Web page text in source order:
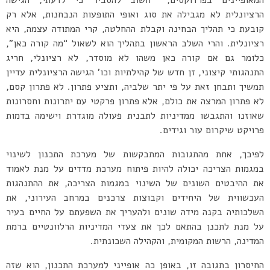
הרציונלית לא מגבילה את סוג ואופי התופעות הנבחנות, אלא רק
קובעת כי תהליך הבחינה וקבלת ההחלטה, קרי המתודה עצמה, היא
רציונלית. והרי השלב הראשון בתהליך הוא לשאול “מה קורה כאן”,
כלומר גם אם קורה כאן משהו לא מוסדר, לא רציונלי, חריג
התנהגותי קיצוני, זן חדש של קהילתיות וכו’ הגישה הרציונלית עדיין
תמשיך ותבחן זאת על פי יתר שלביה, ותציע פתרון. לא פתרון קסם,
לא פתרון המרצה את כולם, אלא פתרון פרקטי עם יתרונות וחסרונות
שאוזנו והתגבשו ממדיניות לתבנית פעולה מוגדרת וישימה בדמות
פרויקט שיקרום עור וגידים.
לפיכך, אחת מהתגובות המתבקשות של מערכת התכנון לשינוי
במגמות הצריכה יכולה להיות פיתוח מערכת מדדים על מנת לאמוד
את ההיבטים השונים של השינוי במגמות הצריכה, את ההתנהגות
העכשווית של היחידים וקבוצות צרכנים במרחב העירוני, את
השלכותיה בקנה מידה שונים ולהעריך את השפעתם על החיים בעיר
על מנת לתכנן בהתאם לכך את צעדי המדיניות הרלוונטיים ברמת
המדינה, הרשות המקומית, והקהילה השכונתית.
החיסרון בתגובה זו, באופן כה אופייני למערכת התכנון, הוא שזה